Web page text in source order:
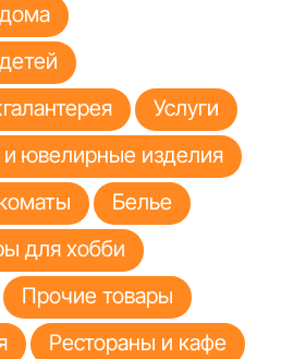
Услуги
ювелирные изделия
Белье
для хобби
Прочие товары
Рестораны и кафе